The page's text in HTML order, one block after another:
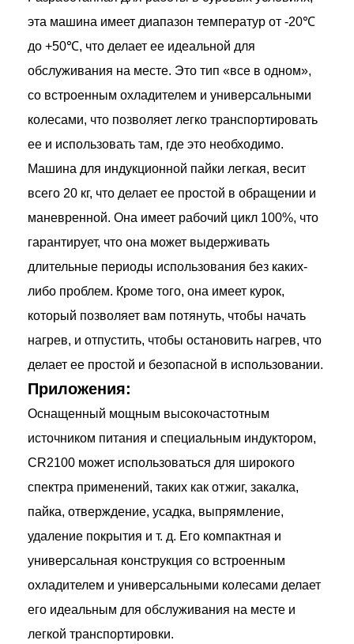
эта машина имеет диапазон температур от -20℃
до +50℃, что делает ее идеальной для
обслуживания на месте. Это тип «все в одном»,
со встроенным охладителем и универсальными
колесами, что позволяет легко транспортировать
ее и использовать там, где это необходимо.
Машина для индукционной пайки легкая, весит
всего 20 кг, что делает ее простой в обращении и
маневренной. Она имеет рабочий цикл 100%, что
гарантирует, что она может выдерживать
длительные периоды использования без каких-
либо проблем. Кроме того, она имеет курок,
который позволяет вам потянуть, чтобы начать
нагрев, и отпустить, чтобы остановить нагрев, что
делает ее простой и безопасной в использовании.
Приложения:
Оснащенный мощным высокочастотным
источником питания и специальным индуктором,
CR2100 может использоваться для широкого
спектра применений, таких как отжиг, закалка,
пайка, отверждение, усадка, выпрямление,
удаление покрытия и т. д. Его компактная и
универсальная конструкция со встроенным
охладителем и универсальными колесами делает
его идеальным для обслуживания на месте и
легкой транспортировки.